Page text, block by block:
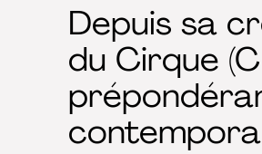
Depuis sa
du Cirque